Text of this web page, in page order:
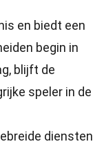
en biedt een
begin in
blijft de
speler in de
diensten